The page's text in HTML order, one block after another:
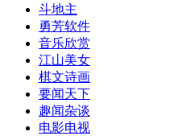
斗地主
勇芳软件
音乐欣赏
江山美女
棋文诗画
要闻天下
趣闻杂谈
电影电视